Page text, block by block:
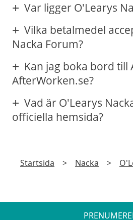
Var ligger O'Learys
Vilka betalmedel
Nacka Forum?
Kan jag boka bord till
AfterWorken.se?
Vad är O'Learys
officiella hemsida?
Startsida > Nacka >